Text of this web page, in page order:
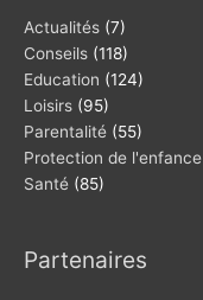
Actualités (7)
Conseils (118)
Education (124)
Loisirs (95)
Parentalité (55)
Protection de l'enfance
Santé (85)
Partenaires